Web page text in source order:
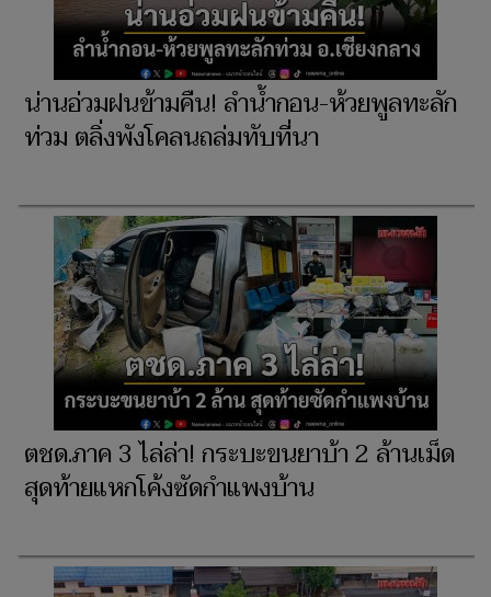
น่านอ่วมฝนข้ามคืน! ลำน้ำกอน-ห้วยพูลทะลัก
ท่วม ตลิ่งพังโคลนถล่มทับที่นา
ตชด.ภาค 3 ไล่ล่า! กระบะขนยาบ้า 2 ล้านเม็ด
สุดท้ายแหกโค้งซัดกำแพงบ้าน